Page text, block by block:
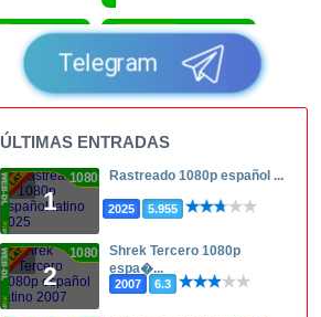
1080p 1080p
Telegram
ÚLTIMAS ENTRADAS
1
1080p Rastreado 1080p español ...
2025 5.955
2
1080p
Shrek Tercero 1080p
espa�...
2007 6.3